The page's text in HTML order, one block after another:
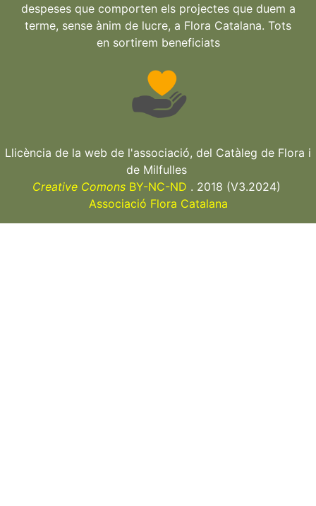
despeses que comporten els projectes que duem a
terme, sense ànim de lucre, a Flora Catalana. Tots
en sortirem beneficiats
Llicència de la web de l'associació, del Catàleg de Flora i
de Milfulles
Creative ComonsBY-NC-ND . 2018 (V3.2024)
Associació Flora Catalana